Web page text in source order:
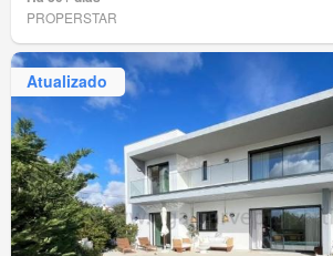
PROPERSTAR
Atualizado